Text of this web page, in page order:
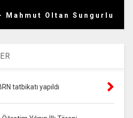
Mahmut Oltan Sungurlu
tatbikatı yapıldı